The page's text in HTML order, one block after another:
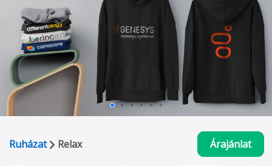
Ruházat Relax Árajánlat